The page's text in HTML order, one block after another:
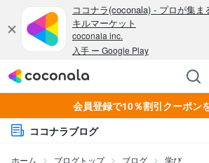
会員登録で10％割引クーポン
ココナラブログ
ホーム ブログトップ ブログ 学び